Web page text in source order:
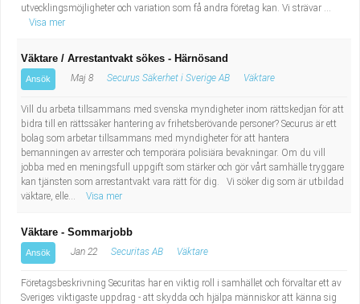
utvecklingsmöjligheter och variation som få andra företag kan. Vi strävar ...
Visa mer
Väktare / Arrestantvakt sökes - Härnösand
Ansök Maj 8 Securus Säkerhet i Sverige AB Väktare
Vill du arbeta tillsammans med svenska myndigheter inom rättskedjan för att
bidra till en rättssäker hantering av frihetsberövande personer? Securus är ett
bolag som arbetar tillsammans med myndigheter för att hantera
bemanningen av arrester och temporära polisiära bevakningar. Om du vill
jobba med en meningsfull uppgift som stärker och gör vårt samhälle tryggare
kan tjänsten som arrestantvakt vara rätt för dig. Vi söker dig som är utbildad
väktare, elle...
Visa mer
Väktare - Sommarjobb
Ansök Jan 22 Securitas AB Väktare
Företagsbeskrivning Securitas har en viktig roll i samhället och förvaltar ett av
Sveriges viktigaste uppdrag - att skydda och hjälpa människor att känna sig